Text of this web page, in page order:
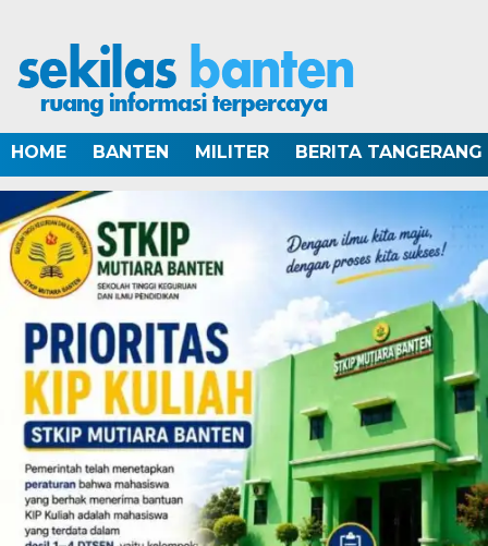
HOME BANTEN MILITER BERITA TANGERANG